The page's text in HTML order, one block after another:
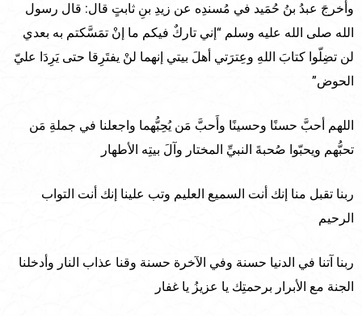
وأخرجَ عبدُ بنُ حُمَيد في مُسندِه عن زيدِ بنِ ثابتٍ قال: قال رسول
الله صلى الله عليه وسلم “إني تاركٌ فيكم ما إنْ تمَسَّكتم به بعدي
لن تضِلّوا كتابَ اللهِ وعِترَتي أهلَ بيتي إنهما لنْ يفتَرِقا حتى يَرِدَا عليّ
الحوض”
اللهم أحبَّ حسنًا وحسينًا وأَحبَّ مَن يُحِبُّهما واجعلنا في جملةِ مَن
تحبُّهم ويحبّوا صُحبةَ النبيِّ المختار وآلَ بيتِه الأطهار
ربنا تقبل منا إنك أنت السميع العليم وتب علينا إنك أنت التواب
الرحيم
ربنا آتنا في الدنيا حسنة وفي الآخرة حسنة وقنا عذاب النار وأدخلنا
الجنة مع الأبرار برحمتِك يا عزيزُ يا غفار